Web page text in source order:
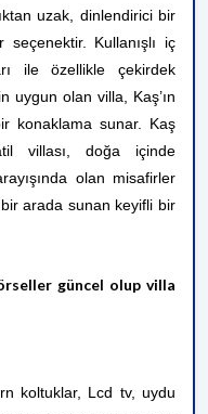
uzak, dinlendirici bir
Kullanışlı iç
ile özellikle çekirdek
uygun olan villa, Kaş’ın
konaklama sunar. Kaş
villası, doğa içinde
olan misafirler
arada sunan keyifli bir
güncel olup villa
koltuklar, Lcd tv, uydu